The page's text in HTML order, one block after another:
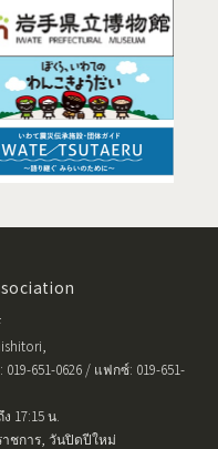
651-0626 / แฟกซ์: 019-651-
17:15 น.
ชการ, วันปิดปีใหม่